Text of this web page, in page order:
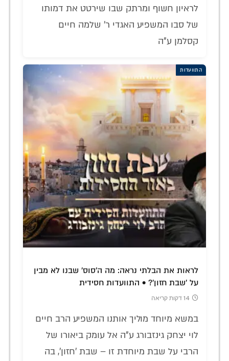
לראיון חשוף ומרתק שבו שירטט את דמותו
של סבו המשפיע האגדי ר' שלמה חיים
קסלמן ע"ה
התוועדות
לראות את הבלתי נראה: מה ה'סוס' שבנו לא מבין
על 'שבת חזון'? • התוועדות חסידית
14 דקות קריאה
במשא מיוחד מוליך אותנו המשפיע הרב חיים
לוי יצחק גינזבורג ע"ה אל עומק ביאורו של
הרבי על שבת מיוחדת זו – שבת 'חזון', בה